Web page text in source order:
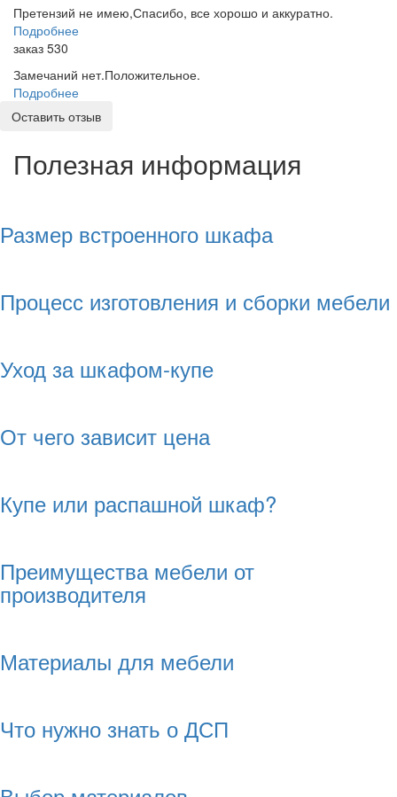
Претензий не имею,Спасибо, все хорошо и аккуратно.
Подробнее
заказ 530
Замечаний нет.Положительное.
Подробнее
Оставить отзыв
Полезная информация
Размер встроенного шкафа
Процесс изготовления и сборки мебели
Уход за шкафом-купе
От чего зависит цена
Купе или распашной шкаф?
Преимущества мебели от
производителя
Материалы для мебели
Что нужно знать о ДСП